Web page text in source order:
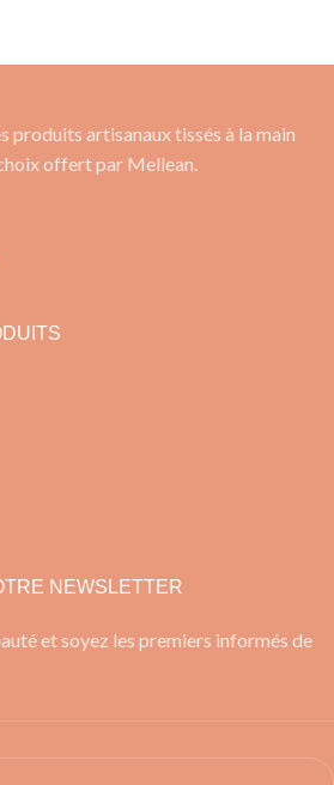
produits artisanaux tissés à la main
offert par Mellean.
NEWSLETTER
et soyez les premiers informés de